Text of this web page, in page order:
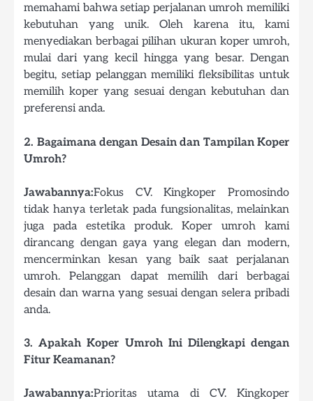
memahami bahwa setiap perjalanan umroh memiliki
kebutuhan yang unik. Oleh karena itu, kami
menyediakan berbagai pilihan ukuran koper umroh,
mulai dari yang kecil hingga yang besar. Dengan
begitu, setiap pelanggan memiliki fleksibilitas untuk
memilih koper yang sesuai dengan kebutuhan dan
preferensi anda.
2. Bagaimana dengan Desain dan Tampilan Koper
Umroh?
Jawabannya:Fokus CV. Kingkoper Promosindo
tidak hanya terletak pada fungsionalitas, melainkan
juga pada estetika produk. Koper umroh kami
dirancang dengan gaya yang elegan dan modern,
mencerminkan kesan yang baik saat perjalanan
umroh. Pelanggan dapat memilih dari berbagai
desain dan warna yang sesuai dengan selera pribadi
anda.
3. Apakah Koper Umroh Ini Dilengkapi dengan
Fitur Keamanan?
Jawabannya:Prioritas utama di CV. Kingkoper